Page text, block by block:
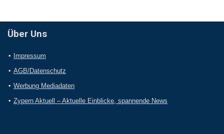
Über Uns
Impressum
AGB/Datenschutz
Werbung Mediadaten
Zypern Aktuell – Aktuelle Einblicke, spannende News